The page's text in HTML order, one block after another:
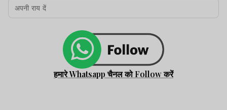
हमारे Whatsapp चैनल को Follow करें